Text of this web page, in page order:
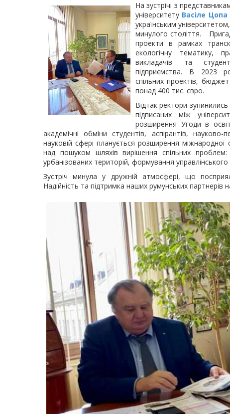
На зустрічі з
університету Васіле Цопа
українським
минулого століття.
проекти в рамках
екологічну тематику,
викладачів та
підприємства. В 2023
спільних проектів,
понад 400 тис. євро.
Відтак ректори
підписаних між
розширення Угоди в
академічні обміни студентів, аспірантів, науково-
науковій сфері планується розширення
над пошуком шляхів вирішення спільних проблем:
урбанізованих територій, формування
Зустріч минула у дружній атмосфері, що
Надійність та підтримка наших румунських